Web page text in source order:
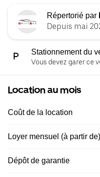
Répertorié par
Depuis mai
Stationnement du
Vous devez garer ce
Location au mois
Coût de la location
Loyer mensuel (à partir de)
Dépôt de garantie